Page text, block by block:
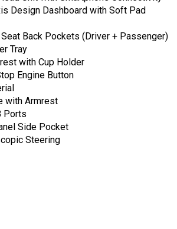
Design Dashboard with Soft Pad
Back Pockets (Driver + Passenger)
Tray
with Cup Holder
Engine Button
with Armrest
Ports
Side Pocket
Steering